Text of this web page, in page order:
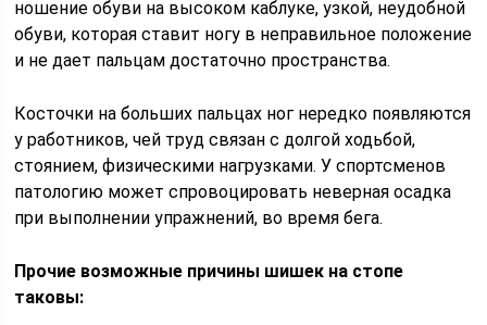
ношение обуви на высоком каблуке, узкой, неудобной
обуви, которая ставит ногу в неправильное положение
и не дает пальцам достаточно пространства.
Косточки на больших пальцах ног нередко появляются
у работников, чей труд связан с долгой ходьбой,
стоянием, физическими нагрузками. У спортсменов
патологию может спровоцировать неверная осадка
при выполнении упражнений, во время бега.
Прочие возможные причины шишек на стопе
таковы: